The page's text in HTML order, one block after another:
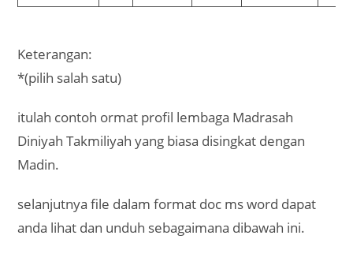
Keterangan:
*(pilih salah satu)
itulah contoh ormat profil lembaga Madrasah
Diniyah Takmiliyah yang biasa disingkat dengan
Madin.
selanjutnya file dalam format doc ms word dapat
anda lihat dan unduh sebagaimana dibawah ini.